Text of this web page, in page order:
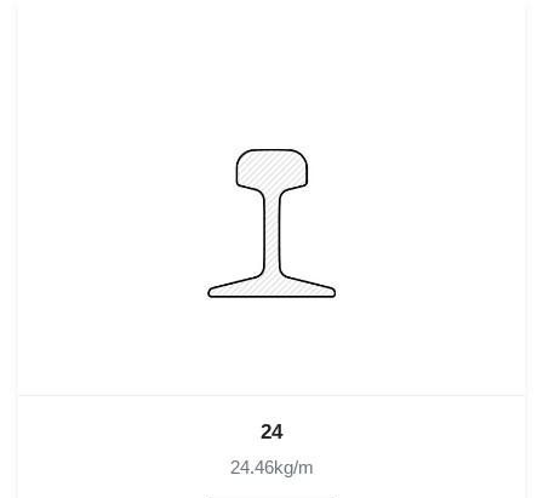
24
24.46kg/m